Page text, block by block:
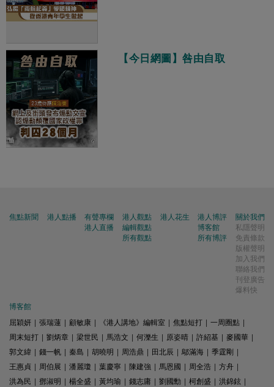
【今日網圖】咎由自取
焦點新聞 港人點播
有聲專欄
港人直播
港人觀點
編輯觀點
所有觀點
港人花生
港人博評
博客館
所有博評
關於我們
私隱聲明
免責條款
版權聲明
加入我們
聯絡我們
刊登廣告
爆料快
博客館
屈穎妍
張瑞蓮 顧敏康 《港人講地》編輯室 焦點短打 一周圈點
周末短打
劉炳章 梁世民 馬浩文 何濼生 原姿晴 許紹基 麥國華
郭文緯
錢一帆 秦島 胡曉明 周浩鼎 田北辰 鄔滿海 季霆剛
王惠貞
周伯展 潘麗瓊 葉慶寧 陳建強 馬恩國 周全浩 方舟
洪為民
鄧淑明 楊全盛 黃均瑜 錢志庸 劉國勳 柯創盛 洪錦鉉